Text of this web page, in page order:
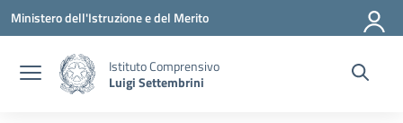
Vai ai contenuti
Vai al menu di navigazione
Vai al footer
Ministero dell'Istruzione e del Merito
Istituto Comprensivo
Luigi Settembrini